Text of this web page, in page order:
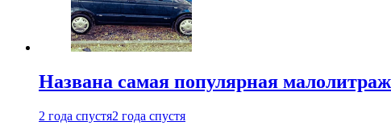
Названа самая популярная
2 года спустя2 года спустя